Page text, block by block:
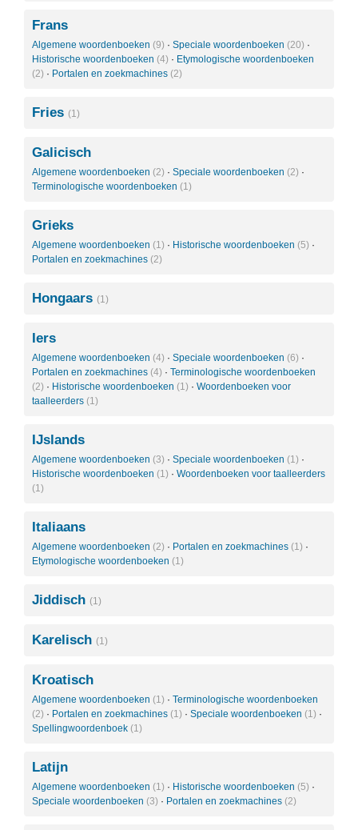
Frans
Algemene woordenboeken (9) · Speciale woordenboeken (20) ·
Historische woordenboeken (4) · Etymologische woordenboeken
(2) · Portalen en zoekmachines (2)
Fries (1)
Galicisch
Algemene woordenboeken (2) · Speciale woordenboeken (2) ·
Terminologische woordenboeken (1)
Grieks
Algemene woordenboeken (1) · Historische woordenboeken (5) ·
Portalen en zoekmachines (2)
Hongaars (1)
Iers
Algemene woordenboeken (4) · Speciale woordenboeken (6) ·
Portalen en zoekmachines (4) · Terminologische woordenboeken
(2) · Historische woordenboeken (1) · Woordenboeken voor
taalleerders (1)
IJslands
Algemene woordenboeken (3) · Speciale woordenboeken (1) ·
Historische woordenboeken (1) · Woordenboeken voor taalleerders
(1)
Italiaans
Algemene woordenboeken (2) · Portalen en zoekmachines (1) ·
Etymologische woordenboeken (1)
Jiddisch (1)
Karelisch (1)
Kroatisch
Algemene woordenboeken (1) · Terminologische woordenboeken
(2) · Portalen en zoekmachines (1) · Speciale woordenboeken (1) ·
Spellingwoordenboek (1)
Latijn
Algemene woordenboeken (1) · Historische woordenboeken (5) ·
Speciale woordenboeken (3) · Portalen en zoekmachines (2)